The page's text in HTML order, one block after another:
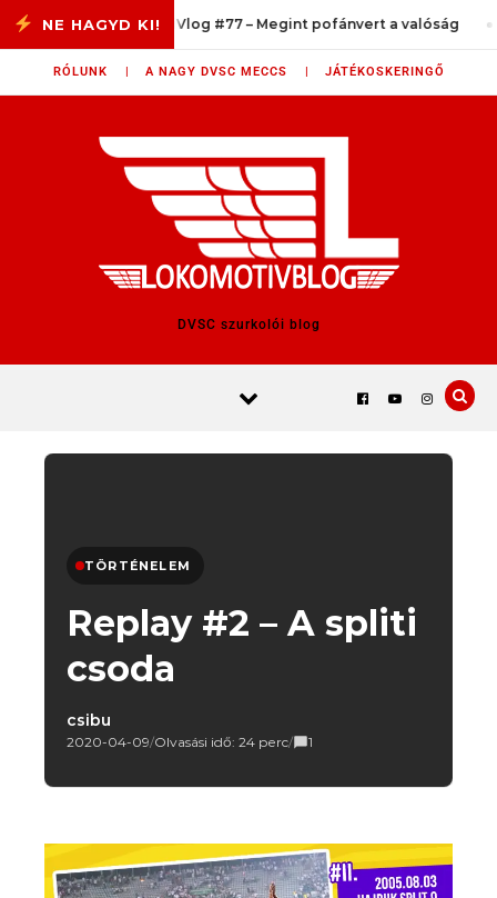
Skip to content
LokomotiVlog #77 – Megint pofánvert a valóság
RÓLUNK | A NAGY DVSC MECCS | JÁTÉKOSKERINGŐ
DVSC szurkolói blog
TÖRTÉNELEM
Replay #2 – A spliti
csoda
csibu
2020-04-09/Olvasási idő: 24 perc/ 1